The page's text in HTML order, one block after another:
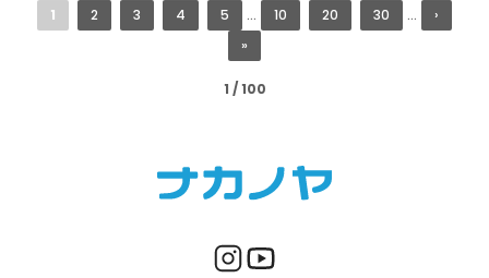
1 / 100
1 2 3 4 5 ... 10 20 30 ...
›
»